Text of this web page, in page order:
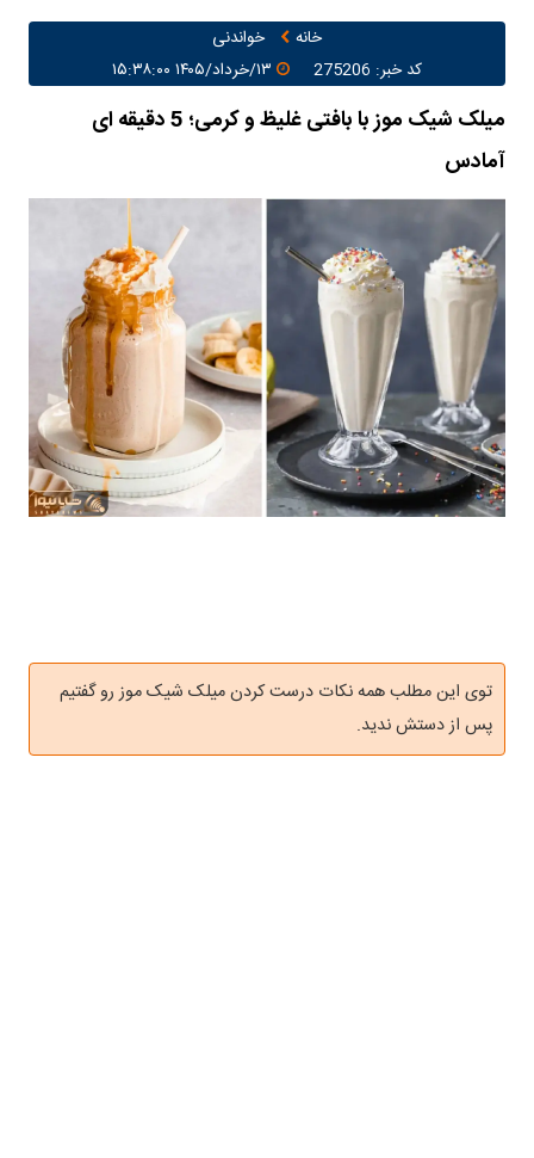
خانه
خواندنی
کد خبر: 275206
میلک شیک موز با بافتی غلیظ و کرمی؛ 5 دقیقه ای
آمادس
توی این مطلب همه نکات درست کردن میلک شیک موز رو گفتیم
پس از دستش ندید.